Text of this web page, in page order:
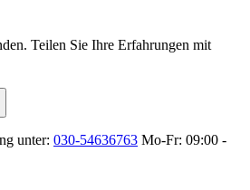
Teilen Sie Ihre Erfahrungen mit
unter: 030-54636763 Mo-Fr: 09:00 -